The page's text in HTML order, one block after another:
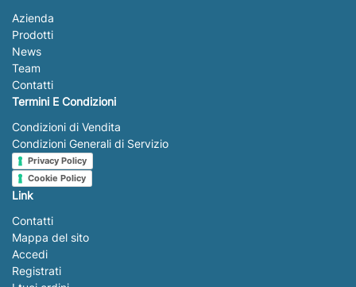
Azienda
Prodotti
News
Team
Contatti
Termini E Condizioni
Condizioni di Vendita
Condizioni Generali di Servizio
Privacy Policy
Cookie Policy
Link
Contatti
Mappa del sito
Accedi
Registrati